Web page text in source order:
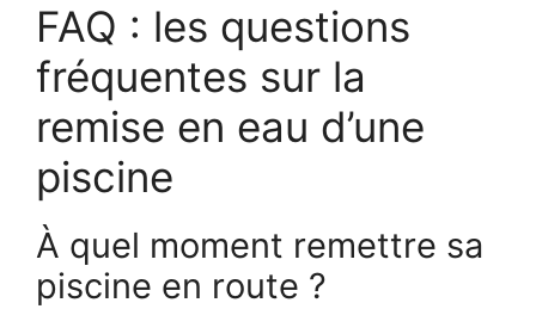
FAQ : les questions
fréquentes sur la
remise en eau d’une
piscine
À quel moment remettre sa
piscine en route ?